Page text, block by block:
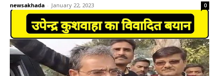
newsakhada - January 22, 2023 0